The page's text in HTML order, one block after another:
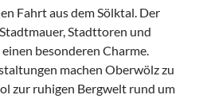
Fahrt aus dem Sölktal. Der
Stadttoren und
besonderen Charme.
machen Oberwölz zu
zur ruhigen Bergwelt rund um